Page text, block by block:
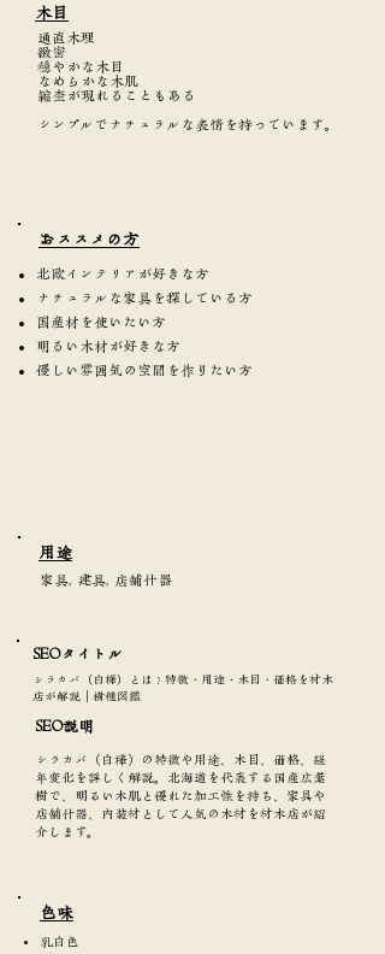
​木目
通直木理
緻密
穏やかな木目
なめらかな木肌
縮杢が現れることもある
シンプルでナチュラルな表情を持っています。
​おススメの方
北欧インテリアが好きな方
ナチュラルな家具を探している方
国産材を使いたい方
明るい木材が好きな方
優しい雰囲気の空間を作りたい方
​用途
家具, 建具, 店舗什器
SEOタイトル​
シラカバ（白樺）とは？特徴・用途・木目・価格を材木
店が解説｜樹種図鑑
SEO説明
シラカバ（白樺）の特徴や用途、木目、価格、経
年変化を詳しく解説。北海道を代表する国産広葉
樹で、明るい木肌と優れた加工性を持ち、家具や
店舗什器、内装材として人気の木材を材木店が紹
介します。
​色味
乳白色